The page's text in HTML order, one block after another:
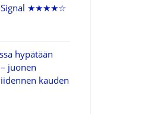
Signal ★★★★☆
hypätään
juonen
kauden